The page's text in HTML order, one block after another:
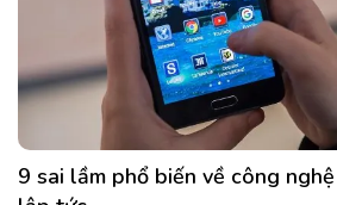
9 sai lầm phổ biến về công